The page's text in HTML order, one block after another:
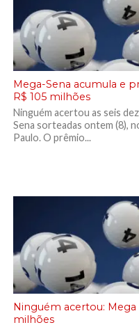
Mega-Sena acumula e
R$ 105 milhões
Ninguém acertou as seis
Sena sorteadas ontem (8),
Paulo. O prêmio...
Ninguém acertou:
milhões